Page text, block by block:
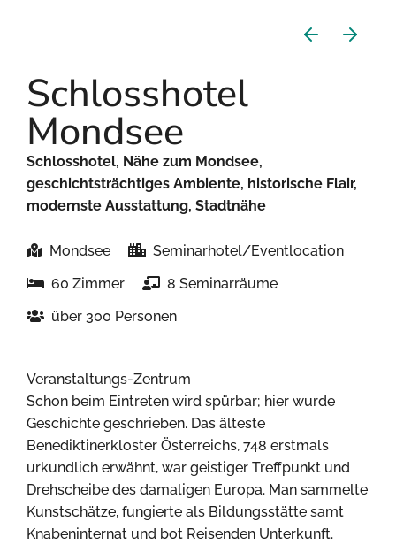
Schlosshotel
Mondsee
Schlosshotel, Nähe zum Mondsee,
geschichtsträchtiges Ambiente, historische Flair,
modernste Ausstattung, Stadtnähe
Mondsee
Seminarhotel/Eventlocation
60 Zimmer
8 Seminarräume
über 300 Personen
Veranstaltungs-Zentrum
Schon beim Eintreten wird spürbar; hier wurde
Geschichte geschrieben. Das älteste
Benediktinerkloster Österreichs, 748 erstmals
urkundlich erwähnt, war geistiger Treffpunkt und
Drehscheibe des damaligen Europa. Man sammelte
Kunstschätze, fungierte als Bildungsstätte samt
Knabeninternat und bot Reisenden Unterkunft.